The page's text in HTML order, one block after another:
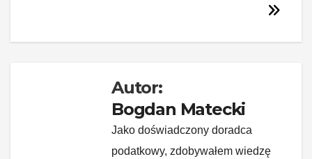
Autor:
Bogdan Matecki
Jako doświadczony doradca
podatkowy, zdobywałem wiedzę